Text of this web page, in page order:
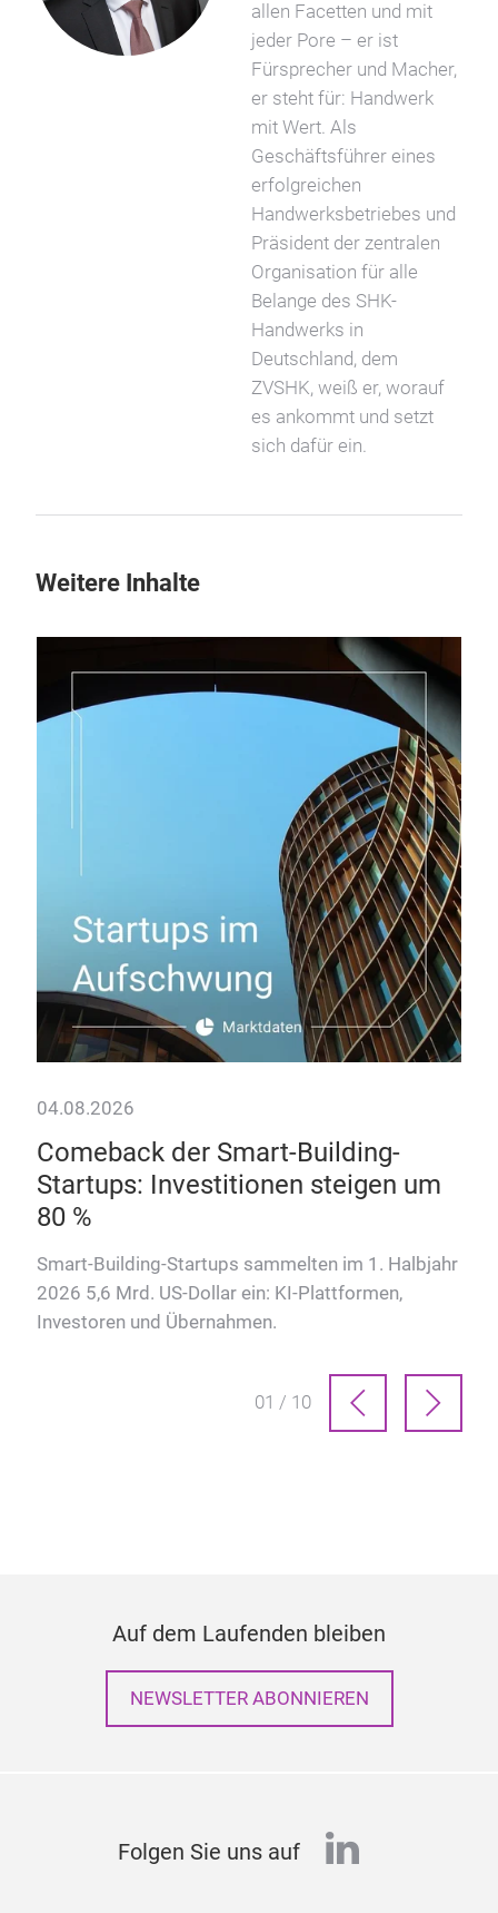
allen Facetten und mit
jeder Pore – er ist
Fürsprecher und Macher,
er steht für: Handwerk
mit Wert. Als
Geschäftsführer eines
erfolgreichen
Handwerksbetriebes und
Präsident der zentralen
Organisation für alle
Belange des SHK-
Handwerks in
Deutschland, dem
ZVSHK, weiß er, worauf
es ankommt und setzt
sich dafür ein.
Weitere Inhalte
04.08.2026
Comeback der Smart-Building-
Startups: Investitionen steigen um
80 %
Smart-Building-Startups sammelten im 1. Halbjahr
2026 5,6 Mrd. US-Dollar ein: KI-Plattformen,
Investoren und Übernahmen.
01 / 10
Auf dem Laufenden bleiben
NEWSLETTER ABONNIEREN
Folgen Sie uns auf linkedin